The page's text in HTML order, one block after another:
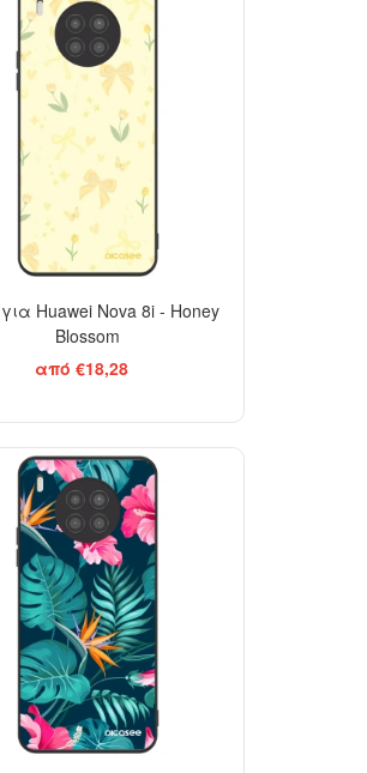
Huawei Nova 8i - Honey
Blossom
από €18,28